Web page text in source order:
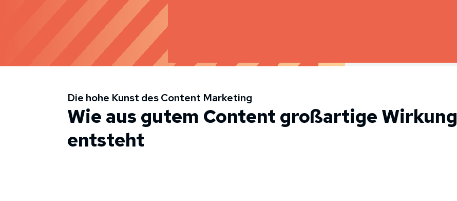
Die hohe Kunst des Content Marketing
Wie aus gutem Content großartige Wirkung
entsteht